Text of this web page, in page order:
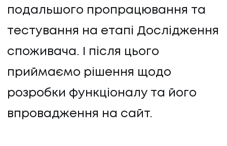
подальшого пропрацювання та
тестування на етапі Дослідження
споживача. І після цього
приймаємо рішення щодо
розробки функціоналу та його
впровадження на сайт.